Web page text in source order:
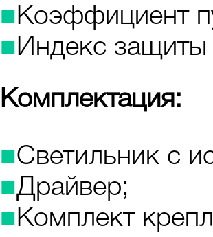
■ Коэффициент
■ Индекс защиты
Комплектация:
■Светильник с
■Драйвер;
■ Комплект